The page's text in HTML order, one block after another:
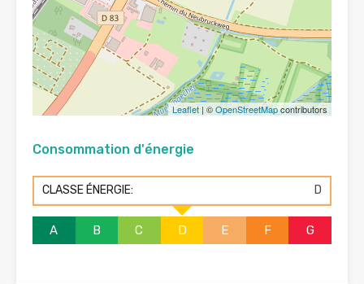
Leaflet| ©OpenStreetMapcontributors
Consommation d'énergie
CLASSE ÉNERGIE: D
A B C D E F G